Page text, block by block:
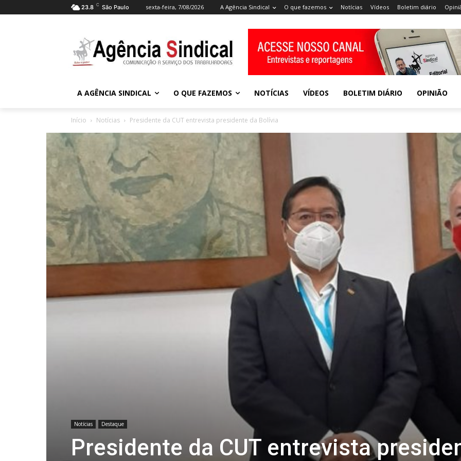
23.8 C São Paulo sexta-feira, 7/08/2026 A Agência Sindical O que fazemos Notícias Vídeos Boletim diário
A AGÊNCIA SINDICAL O QUE FAZEMOS NOTÍCIAS VÍDEOS BOLETIM DIÁRIO OPINIÃO
Início Notícias Presidente da CUT entrevista presidente da Bolívia
Notícias Destaque
Presidente da CUT entrevista